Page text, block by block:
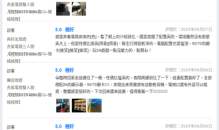
虎鯊電競雙人間
【RTX5070+2k+32G+機
械搖臂】
入住於2025年08月
訪客
與好友旅遊
虎鯊電競三人間
【RTX5070+2k+32G+機
械搖臂】
入住於2025年08月
5.0 極好
評價於：2025年08月07日
就是奔着電競房來的[色]，看了網上的介紹對比，還是首選了配置高的，環境雖然沒有那麼
高大上，但是性價比很高[得意][得意]，衞生打掃挺乾淨的，電腦配置也是蠻頂，5070的顯
卡[偷笑][偷笑][偷笑]，玩3A遊戲一點沒壓力的，點贊👍！
訪客
獨自旅遊
虎鯊電競雙人間
【RTX5070+2k+32G+機
械搖臂】
入住於2025年08月
5.0 極好
評價於：2025年08月06日
😬臨時回家走這邊住了一晚，性價比蠻高的，南翔周邊對比了一下，這裏配置最好了，全部
標配2k的顯示器，5070顯卡👍🏻，房間出來旁邊就有自動售貨機，電梯口還有外設可以租
賃，整體感受挺好的，下次回來還來這邊，值得推薦一下👍🏻👍🏻👍🏻
訪客
5.0 極好
評價於：2025年08月06日